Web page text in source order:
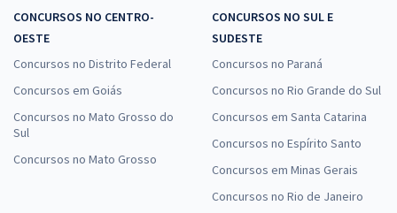
CONCURSOS NO CENTRO-
OESTE
Concursos no Distrito Federal
Concursos em Goiás
Concursos no Mato Grosso do
Sul
Concursos no Mato Grosso
CONCURSOS NO SUL E
SUDESTE
Concursos no Paraná
Concursos no Rio Grande do Sul
Concursos em Santa Catarina
Concursos no Espírito Santo
Concursos em Minas Gerais
Concursos no Rio de Janeiro